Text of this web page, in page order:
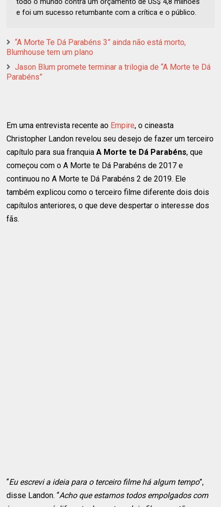
e foi um sucesso retumbante com a crítica e o público.
“A Morte Te Dá Parabéns 3” ainda não está morto,
Blumhouse tem um plano
Jason Blum promete terminar a trilogia de “A Morte te Dá
Parabéns”
Em uma entrevista recente ao Empire, o cineasta
Christopher Landon revelou seu desejo de fazer um terceiro
capítulo para sua franquiaA Morte te Dá Parabéns, que
começou com o A Morte te Dá Parabéns de 2017 e
continuou no A Morte te Dá Parabéns 2 de 2019. Ele
também explicou como o terceiro filme diferente dois dois
capítulos anteriores, o que deve despertar o interesse dos
fãs.
“Eu escrevi a ideia para o terceiro filme há algum tempo”,
disse Landon. “Acho que estamos todos empolgados com